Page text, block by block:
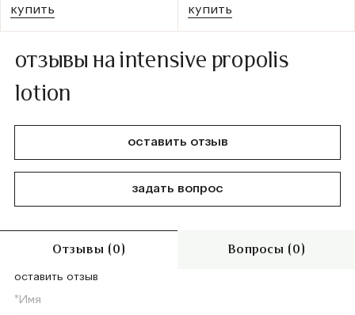
купить
купить
отзывы на intensive propolis
lotion
оставить отзыв
задать вопрос
Отзывы (0) Вопросы (0)
оставить отзыв